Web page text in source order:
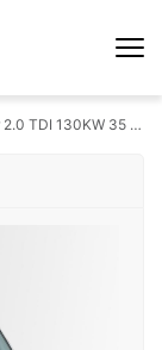
LWB HRF 177 4P 3042149862